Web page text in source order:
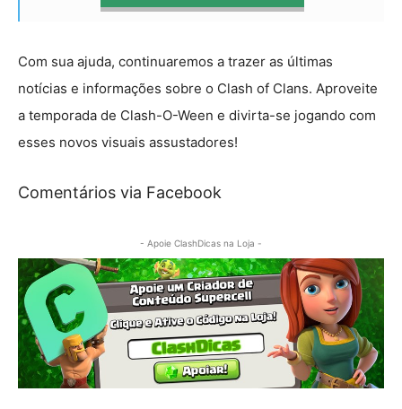
Com sua ajuda, continuaremos a trazer as últimas
notícias e informações sobre o Clash of Clans. Aproveite
a temporada de Clash-O-Ween e divirta-se jogando com
esses novos visuais assustadores!
Comentários via Facebook
- Apoie ClashDicas na Loja -